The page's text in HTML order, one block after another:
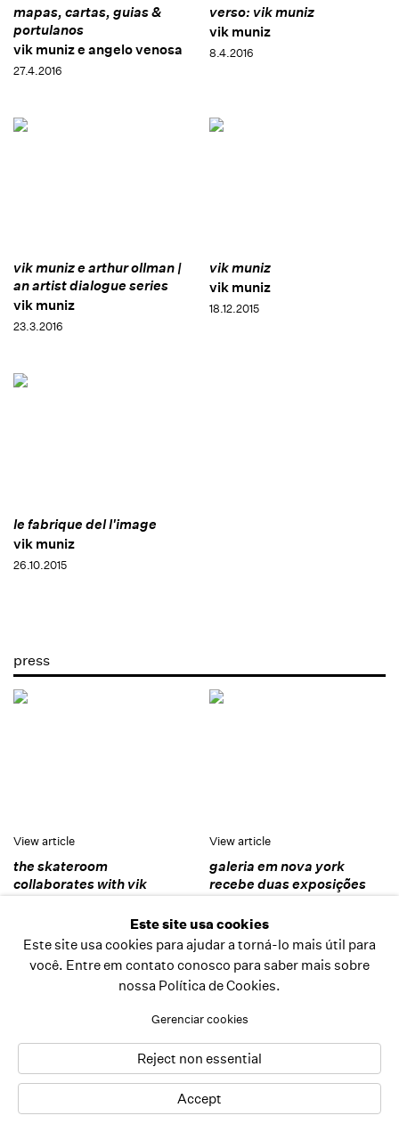
mapas, cartas, guias &
portulanos
vik muniz e angelo venosa
27.4.2016
verso: vik muniz
vik muniz
8.4.2016
vik muniz e arthur ollman |
an artist dialogue series
vik muniz
23.3.2016
vik muniz
vik muniz
18.12.2015
le fabrique del l'image
vik muniz
26.10.2015
press
View article
the skateroom
collaborates with vik
muniz on eight-color-
spectrum skateboard
series
designboom
View article
galeria em nova york
recebe duas exposições
de vik muniz
G1 – globonews
15.11.2019
Este site usa cookies
Este site usa cookies para ajudar a torná-lo mais útil para
você. Entre em contato conosco para saber mais sobre
nossa Política de Cookies.
Gerenciar cookies
Reject non essential
Accept